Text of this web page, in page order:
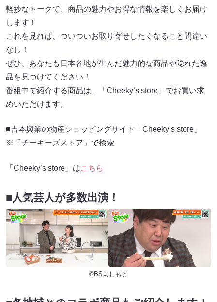
軽妙なトークで、商品の魅力やお得な情報を楽しくお届け
します！
これを見れば、ついついお取り寄せしたくなること間違い
なし！
ぜひ、あなたも日本各地が生んだ魅力的な商品や隠れた逸
品を見つけてください！
番組中で紹介する商品は、「Cheeky’s store」でお買い求
めいただけます。
■吉本興業の物産ショッピングサイト「Cheeky’s store」
※「チーキーズストア」で検索
「Cheeky’s store」はこちら
■人気芸人が多数出演！
©BSよしもと